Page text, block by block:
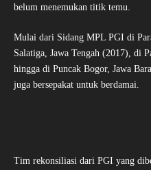
belum menemukan titik temu.
Mulai dari Sidang MPL PGI di
Salatiga, Jawa Tengah (2017), di
hingga di Puncak Bogor, Jawa
juga bersepakat untuk berdamai.
Tim rekonsiliasi dari PGI yang